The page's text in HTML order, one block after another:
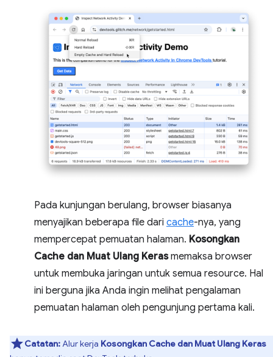
Pada kunjungan berulang, browser biasanya
menyajikan beberapa file dari cache-nya, yang
mempercepat pemuatan halaman. Kosongkan
Cache dan Muat Ulang Kerasmemaksa browser
untuk membuka jaringan untuk semua resource. Hal
ini berguna jika Anda ingin melihat pengalaman
pemuatan halaman oleh pengunjung pertama kali.
Catatan:Alur kerja Kosongkan Cache dan Muat Ulang Keras